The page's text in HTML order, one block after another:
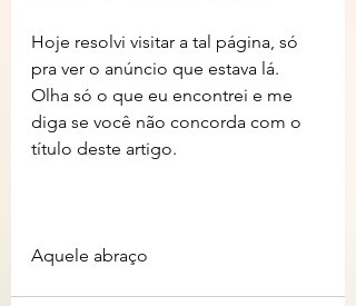
Hoje resolvi visitar a tal página, só
pra ver o anúncio que estava lá.
Olha só o que eu encontrei e me
diga se você não concorda com o
título deste artigo.
Aquele abraço